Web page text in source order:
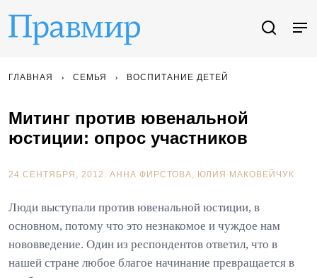
ГЛАВНАЯ СЕМЬЯ ВОСПИТАНИЕ ДЕТЕЙ
Митинг против ювенальной
юстиции: опрос участников
24 СЕНТЯБРЯ, 2012. АННА ФИРСТОВА ЮЛИЯ МАКОВЕЙЧУК
Люди выступали против ювенальной юстиции, в
основном, потому что это незнакомое и чуждое нам
нововведение. Один из респондентов ответил, что в
нашей стране любое благое начинание превращается в